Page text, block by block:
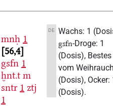
mnḥ 1
56,4
gsfn 1
ḫnt.t m
sntr 1 ztj
1
DE Wachs: 1
gsfn-Droge: 1
(Dosis),
vom
(Dosis), Ocker:
(Dosis).